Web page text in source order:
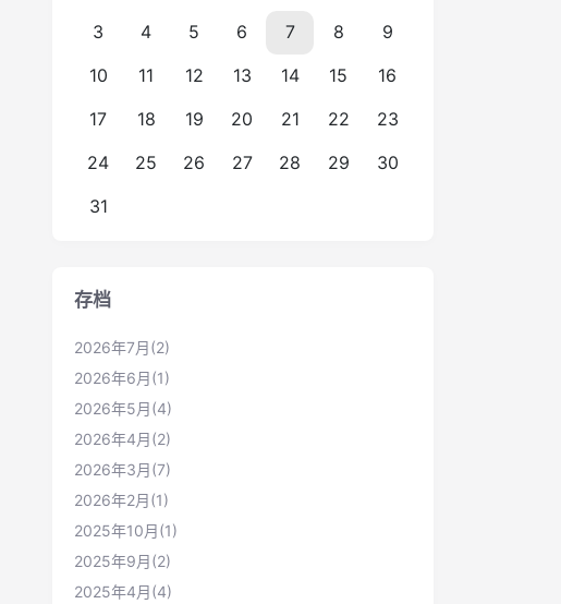
3
4 5 6 7 8
9
10
11 12 13 14 15
16
17
18 19 20 21 22
23
24
25 26 27 28 29
30
31
存档
2026年7月(2)
2026年6月(1)
2026年5月(4)
2026年4月(2)
2026年3月(7)
2026年2月(1)
2025年10月(1)
2025年9月(2)
2025年4月(4)